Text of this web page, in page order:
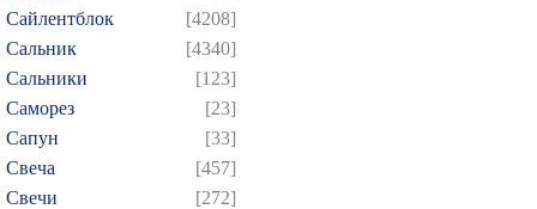
Сайлентблок
[4208]
Сальник
[4340]
Сальники
[123]
Саморез
[23]
Сапун
[33]
Свеча
[457]
Свечи
[272]